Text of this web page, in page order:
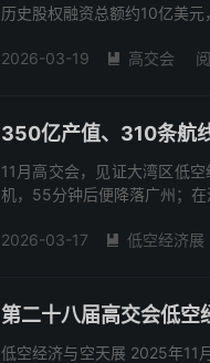
历史股权融资总额约10亿美
2026-03-19  高交会
350亿产值、310条航
11月高交会，见证大湾区低
机，55分钟后便降落广州；
2026-03-17  低空经济展
第二十八届高交会低空
低空经济与空天展 2025年11